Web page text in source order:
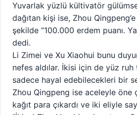
Yuvarlak yüzlü kültivatör
dağıtan kişi ise, Zhou
şekilde “100.000 erdem puanı.
dedi.
Li Zimei ve Xu Xiaohui bunu
nefes aldılar. İkisi için de yüz ruh
sadece hayal edebilecekleri bir
Zhou Qingpeng ise aceleyle öne
kağıt para çıkardı ve iki eliyle